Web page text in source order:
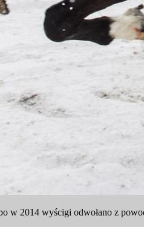
w 2014 wyścigi odwołano z